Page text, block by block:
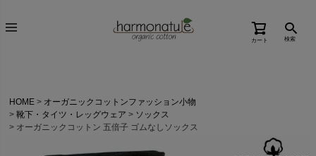
カート 検索
HOME
オーガニックコットンファッション小物
靴下・タイツ・レッグウェア
ソックス
オーガニックコットン 五倍子 ゴムなしソックス